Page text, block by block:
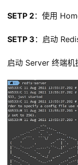
SETP 2：使用
SETP 3 ：启动
启动 Server 终端机